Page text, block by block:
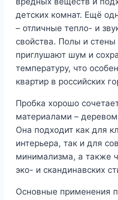
детских комнат. Ещё
– отличные тепло- и
свойства. Полы и стены
приглушают шум и
температуру, что
квартир в российских
Пробка хорошо
материалами –
Она подходит как для
интерьера, так и для
минимализма, а также
эко- и скандинавских
Основные применения